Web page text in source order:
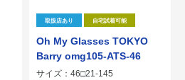
取扱店あり 自宅試着可能
Oh My Glasses TOKYO
Barry omg105-ATS-46
サイズ：46□21-145